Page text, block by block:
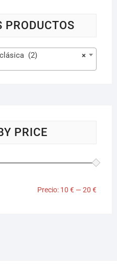
PRODUCTOS
×
(2)
PRICE
Precio: 10 € —20 €